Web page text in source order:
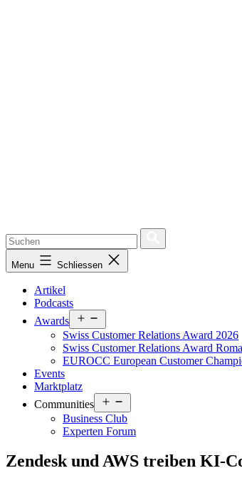
Menu Schliessen
Artikel
Podcasts
Awards
menu
Swiss Customer Relations Award 2026
Swiss Customer Relations Award
EUROCC European Customer
Events
Marktplatz
Communities
menu
Business Club
Experten Forum
Zendesk und AWS treiben KI-